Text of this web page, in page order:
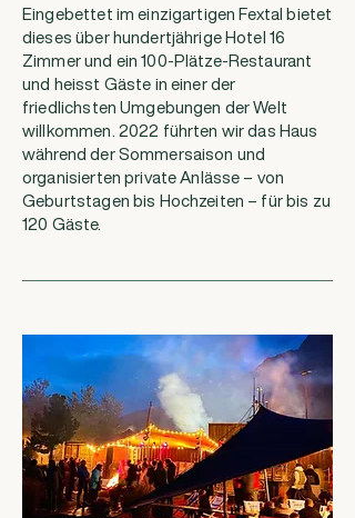
Eingebettet im einzigartigen Fextal bietet
dieses über hundertjährige Hotel 16
Zimmer und ein 100-Plätze-Restaurant
und heisst Gäste in einer der
friedlichsten Umgebungen der Welt
willkommen. 2022 führten wir das Haus
während der Sommersaison und
organisierten private Anlässe – von
Geburtstagen bis Hochzeiten – für bis zu
120 Gäste.